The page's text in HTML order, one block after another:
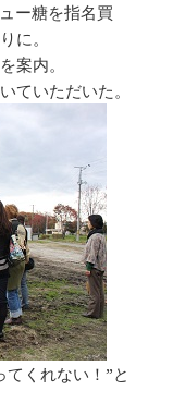
ー糖を指名買
に。
案内。
ていただいた。
くれない！”と